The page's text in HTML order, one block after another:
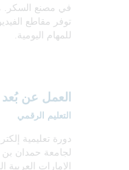
في مصنع السكر.
توفر مقاطع
للمهام اليومية.
العمل عن بُعد
التعليم الرقمي
دورة تعليمية
الإمارات العربية